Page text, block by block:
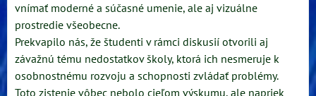
vnímať moderné a súčasné umenie, ale aj vizuálne
prostredie všeobecne.
Prekvapilo nás, že študenti v rámci diskusií otvorili aj
závažnú tému nedostatkov školy, ktorá ich nesmeruje k
osobnostnému rozvoju a schopnosti zvládať problémy.
Toto zistenie vôbec nebolo cieľom výskumu, ale napriek